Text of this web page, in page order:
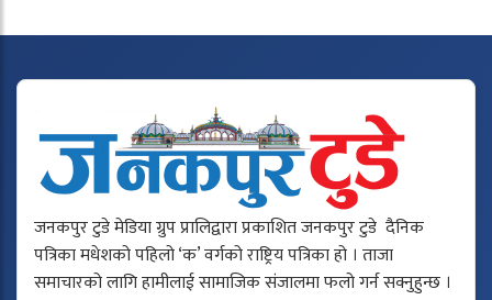
जनकपुर टुडे मेडिया ग्रुप प्रालिद्वारा प्रकाशित जनकपुर टुडे दैनिक
पत्रिका मधेशको पहिलो ‘क’ वर्गको राष्ट्रिय पत्रिका हो । ताजा
समाचारको लागि हामीलाई सामाजिक संजालमा फलो गर्न सक्नुहुन्छ ।